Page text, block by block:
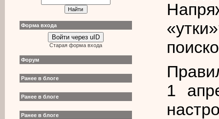
Форма входа
Войти через uID
Старая форма входа
Форум
Ранее в блоге
Ранее в блоге
Ранее в блоге
1